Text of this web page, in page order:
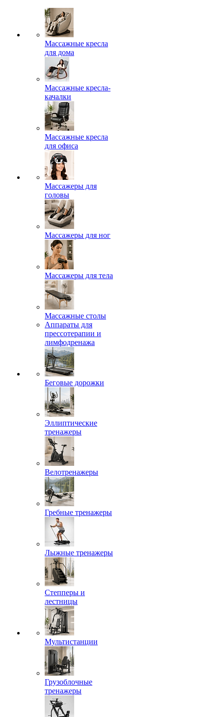
Массажные кресла
для дома
Массажные кресла-
качалки
Массажные кресла
для офиса
Массажеры для
головы
Массажеры для ног
Массажеры для тела
Массажные столы
Аппараты для
прессотерапии и
лимфодренажа
Беговые дорожки
Эллиптические
тренажеры
Велотренажеры
Гребные тренажеры
Лыжные тренажеры
Степперы и
лестницы
Мультистанции
Грузоблочные
тренажеры